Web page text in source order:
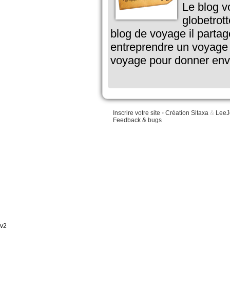
Le blog
blog de voyage il
entreprendre un
voyage pour donner
Inscrire votre site • Création Sitaxa &
Feedback & bugs
v2